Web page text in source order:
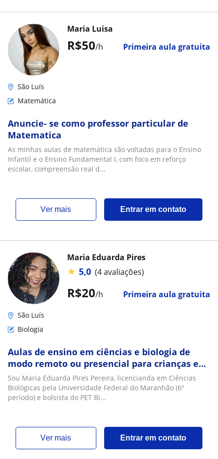
R$50/h Primeira aula gratuita
Maria Luisa
São Luís
Matemática
Anuncie- se como professor particular de
Matematica
As minhas aulas de matemática são voltadas para o Ensino
Infantil e o Ensino Fundamental I, com foco em reforço
escolar, compreensão real d...
ver mais Entrar em contato
R$20/h Primeira aula gratuita
Maria Eduarda Pires
★ 5,0 (4 avaliações)
São Luís
Biologia
Aulas de ensino em ciências e biologia de
modo remoto ou presencial para crianças e
adolescentes
Sou Maria Eduarda Pires Pereira, licencianda em Ciências
Biológicas pela Universidade Federal do Maranhão (6º
período) e bolsista do PET Bi...
ver mais Entrar em contato